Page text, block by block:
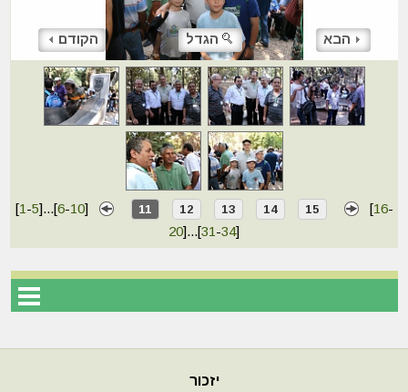
הקודם הגדל הבא
[1 -5]...[6-10] 11 12 13 14 15 [16-
20]...[31 -34]
יזכור